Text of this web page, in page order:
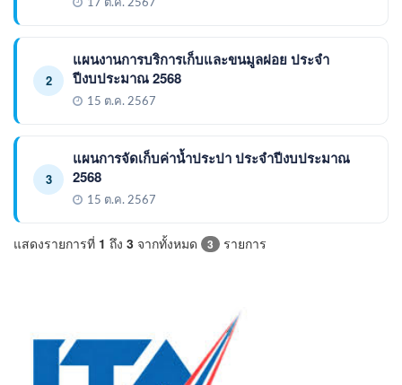
17 ต.ค. 2567
2
แผนงานการบริการเก็บและขนมูลฝอย ประจำ
ปีงบประมาณ 2568
15 ต.ค. 2567
3
แผนการจัดเก็บค่าน้ำประปา ประจำปีงบประมาณ
2568
15 ต.ค. 2567
แสดงรายการที่ 1 ถึง 3 จากทั้งหมด 3 รายการ